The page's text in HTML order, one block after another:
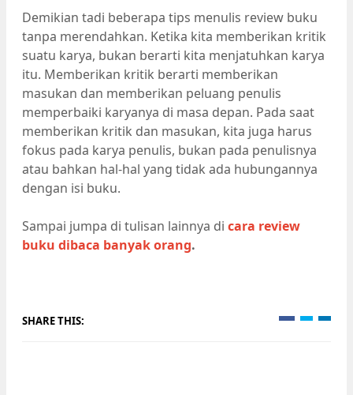
Demikian tadi beberapa tips menulis review buku
tanpa merendahkan. Ketika kita memberikan kritik
suatu karya, bukan berarti kita menjatuhkan karya
itu. Memberikan kritik berarti memberikan
masukan dan memberikan peluang penulis
memperbaiki karyanya di masa depan. Pada saat
memberikan kritik dan masukan, kita juga harus
fokus pada karya penulis, bukan pada penulisnya
atau bahkan hal-hal yang tidak ada hubungannya
dengan isi buku.
Sampai jumpa di tulisan lainnya di cara review
buku dibaca banyak orang.
SHARE THIS: